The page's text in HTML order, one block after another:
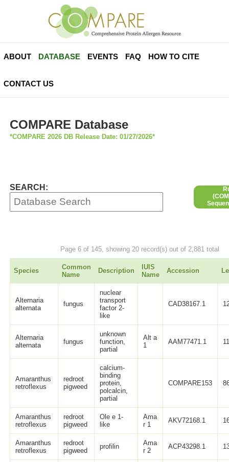
ABOUT DATABASE EVENTS FAQ HOW TO CITE
CONTACT US
COMPARE Database
*COMPARE 2026 DB Release Date: 01/27/2026*
SEARCH:
Page 6 of 145, showing 20 record(s) out of 2,881 total
Species
Common
Name
Description
IUIS
Name
Accession
Alternaria
alternata
fungus
nuclear
transport
factor 2-
like
CAD38167.1
Alternaria
alternata
fungus
unknown
function,
partial
Alt a
1
AAM77471.1
Amaranthus
retroflexus
redroot
pigweed
calcium-
binding
protein,
polcalcin,
partial
COMPARE153
Amaranthus
retroflexus
redroot
pigweed
Ole e 1-
like
Ama
r 1
AKV72168.1
Amaranthus
retroflexus
redroot
pigweed
profilin
Ama
r 2
ACP43298.1